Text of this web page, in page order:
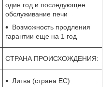
один год и последующее
обслуживание печи
Возможность продления
гарантии еще на 1 год
СТРАНА ПРОИСХОЖДЕНИЯ:
Литва (страна ЕС)